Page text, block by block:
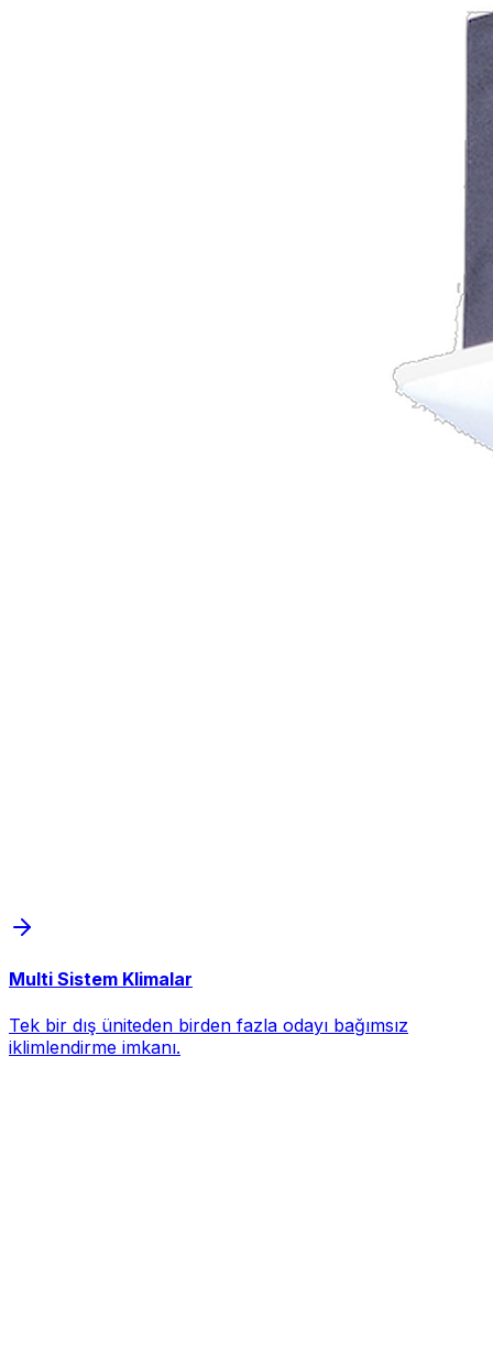
Multi Sistem Klimalar
Tek bir dış üniteden birden fazla odayı bağımsız
iklimlendirme imkanı.